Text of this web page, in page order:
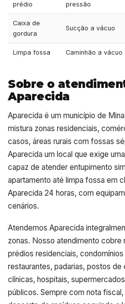
prédio
pressão
Caixa de
gordura
Sucção a vácuo
Limpa fossa Caminhão a vácuo
Sobre o
Aparecida
Aparecida é um município de
mistura zonas residenciais,
casos, áreas rurais com fossas
Aparecida um local que exige
capaz de atender entupimento
apartamento até limpa fossa em
Aparecida 24 horas, com
cenários.
Atendemos Aparecida
zonas. Nosso atendimento cobre
prédios residenciais,
restaurantes, padarias, postos
clínicas, hospitais,
públicos. Sempre com nota